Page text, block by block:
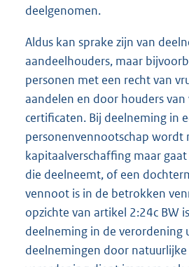
deelgenomen.
Aldus kan sprake zijn van
aandeelhouders, maar
personen met een recht van
aandelen en door houders
certificaten. Bij deelneming in
personenvennootschap wordt
kapitaalverschaffing maar
die deelneemt, of een
vennoot is in de betrokken
opzichte van artikel 2:24c BW
deelneming in de verordening
deelnemingen door